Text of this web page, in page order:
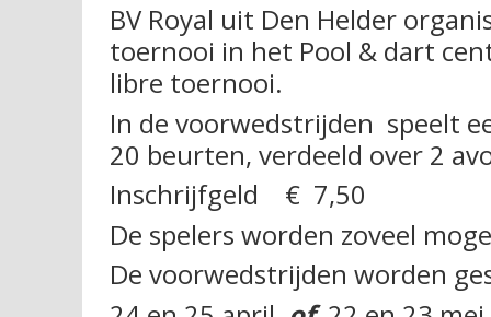
BV Royal uit Den Helder
toernooi in het Pool & dart
libre toernooi.
In de voorwedstrijden speelt
20 beurten, verdeeld over 2
Inschrijfgeld € 7,50
De spelers worden zoveel
De voorwedstrijden